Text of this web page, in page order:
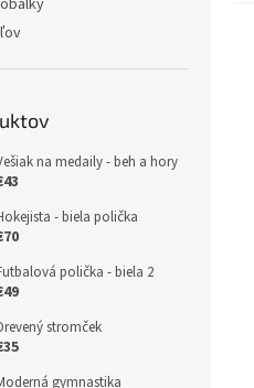
na medaily - beh a hory
- biela polička
polička - biela 2
stromček
gymnastika